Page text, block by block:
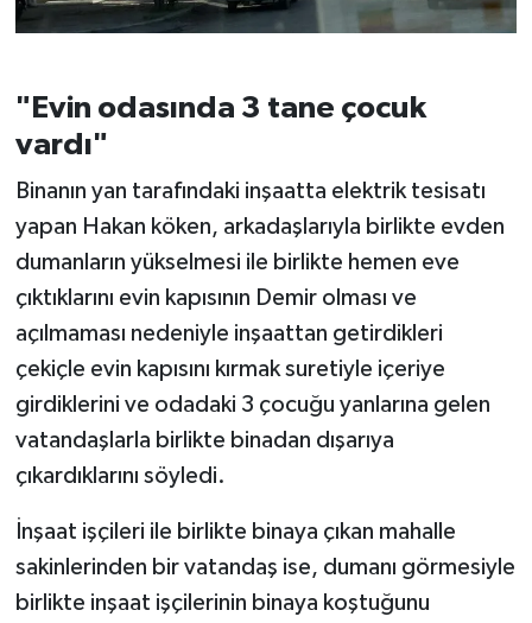
"Evin odasında 3 tane çocuk
vardı"
Binanın yan tarafındaki inşaatta elektrik tesisatı
yapan Hakan köken, arkadaşlarıyla birlikte evden
dumanların yükselmesi ile birlikte hemen eve
çıktıklarını evin kapısının Demir olması ve
açılmaması nedeniyle inşaattan getirdikleri
çekiçle evin kapısını kırmak suretiyle içeriye
girdiklerini ve odadaki 3 çocuğu yanlarına gelen
vatandaşlarla birlikte binadan dışarıya
çıkardıklarını söyledi.
İnşaat işçileri ile birlikte binaya çıkan mahalle
sakinlerinden bir vatandaş ise, dumanı görmesiyle
birlikte inşaat işçilerinin binaya koştuğunu